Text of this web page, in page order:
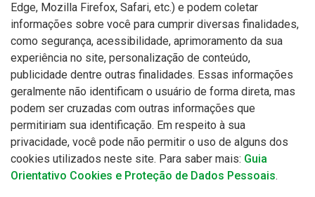
Edge, Mozilla Firefox, Safari, etc.) e podem coletar
informações sobre você para cumprir diversas finalidades,
como segurança, acessibilidade, aprimoramento da sua
experiência no site, personalização de conteúdo,
publicidade dentre outras finalidades. Essas informações
geralmente não identificam o usuário de forma direta, mas
podem ser cruzadas com outras informações que
permitiriam sua identificação. Em respeito à sua
privacidade, você pode não permitir o uso de alguns dos
cookies utilizados neste site. Para saber mais: Guia
Orientativo Cookies e Proteção de Dados Pessoais.